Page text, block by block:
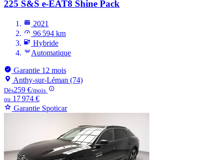
225 S&S e-EAT8 Shine Pack
2021
96 594 km
Hybride
Automatique
Garantie 12 mois
Anthy-sur-Léman (74)
Dès259 €/mois
ou 17 974 €
Garantie Spoticar